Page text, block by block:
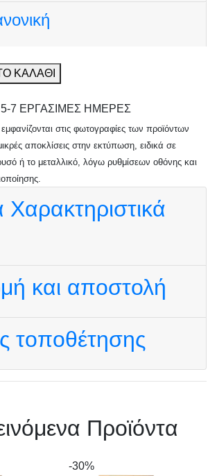
ΚΑΛΑΘΙ
7 ΕΡΓΑΣΙΜΕΣ ΗΜΕΡΕΣ
στις φωτογραφίες των προϊόντων
αποκλίσεις στην εκτύπωση, ειδικά σε
ή το μεταλλικό, λόγω ρυθμίσεων οθόνης και
Χαρακτηριστικά
και αποστολή
τοποθέτησης
Προϊόντα
-30%